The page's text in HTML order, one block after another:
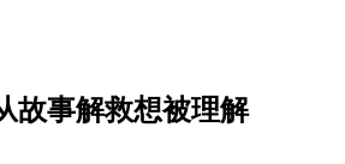
故事解救想被理解